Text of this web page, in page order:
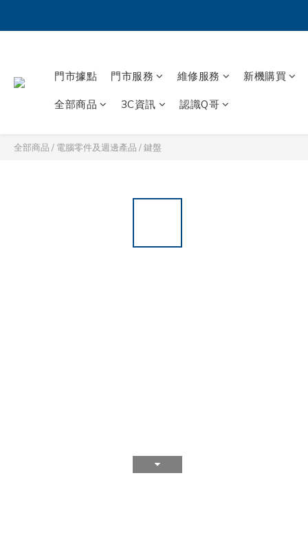
門市據點 門市服務 維修服務 新機購買
全部商品 3C資訊 認識Q哥
全部商品 / 電腦零件及週邊產品 /鍵盤